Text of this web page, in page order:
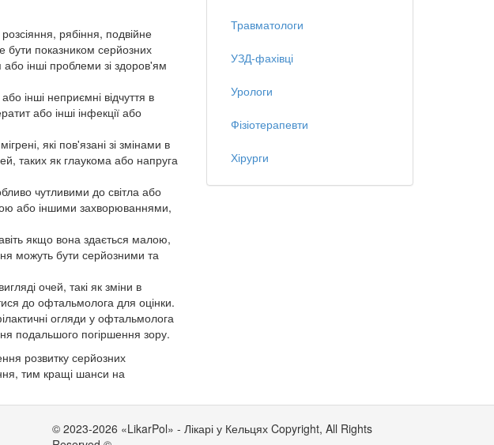
рябіння, подвійне
бути показником серйозних
інші проблеми зі здоров'ям
інші неприємні відчуття в
або інші інфекції або
які пов'язані зі змінами в
таких як глаукома або напруга
чутливими до світла або
або іншими захворюваннями,
якщо вона здається малою,
можуть бути серйозними та
очей, такі як зміни в
до офтальмолога для оцінки.
огляди у офтальмолога
подальшого погіршення зору.
розвитку серйозних
тим кращі шанси на
Травматологи
УЗД-фахівці
Урологи
Фізіотерапевти
Хірурги
© 2023-2026 «LikarPol» - Лікарі у Кельцях Copyright, All Rights